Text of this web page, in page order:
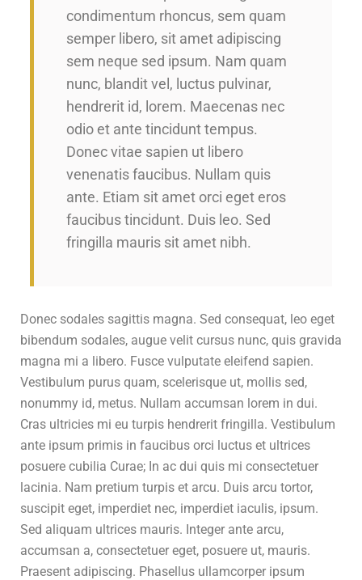
condimentum rhoncus, sem quam
semper libero, sit amet adipiscing
sem neque sed ipsum. Nam quam
nunc, blandit vel, luctus pulvinar,
hendrerit id, lorem. Maecenas nec
odio et ante tincidunt tempus.
Donec vitae sapien ut libero
venenatis faucibus. Nullam quis
ante. Etiam sit amet orci eget eros
faucibus tincidunt. Duis leo. Sed
fringilla mauris sit amet nibh.
Donec sodales sagittis magna. Sed consequat, leo eget
bibendum sodales, augue velit cursus nunc, quis gravida
magna mi a libero. Fusce vulputate eleifend sapien.
Vestibulum purus quam, scelerisque ut, mollis sed,
nonummy id, metus. Nullam accumsan lorem in dui.
Cras ultricies mi eu turpis hendrerit fringilla. Vestibulum
ante ipsum primis in faucibus orci luctus et ultrices
posuere cubilia Curae; In ac dui quis mi consectetuer
lacinia. Nam pretium turpis et arcu. Duis arcu tortor,
suscipit eget, imperdiet nec, imperdiet iaculis, ipsum.
Sed aliquam ultrices mauris. Integer ante arcu,
accumsan a, consectetuer eget, posuere ut, mauris.
Praesent adipiscing. Phasellus ullamcorper ipsum